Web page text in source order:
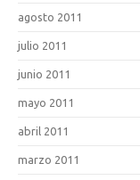
agosto 2011
julio 2011
junio 2011
mayo 2011
abril 2011
marzo 2011